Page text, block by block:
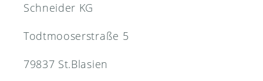
Schneider KG
Todtmooserstraße 5
79837 St.Blasien